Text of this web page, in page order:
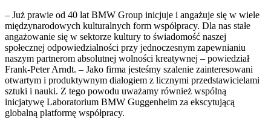
– Już prawie od 40 lat BMW Group inicjuje i angażuje się w wiele
międzynarodowych kulturalnych form współpracy. Dla nas stałe
angażowanie się w sektorze kultury to świadomość naszej
społecznej odpowiedzialności przy jednoczesnym zapewnianiu
naszym partnerom absolutnej wolności kreatywnej – powiedział
Frank-Peter Arndt. – Jako firma jesteśmy szalenie zainteresowani
otwartym i produktywnym dialogiem z licznymi przedstawicielami
sztuki i nauki. Z tego powodu uważamy również wspólną
inicjatywę Laboratorium BMW Guggenheim za ekscytującą
globalną platformę współpracy.